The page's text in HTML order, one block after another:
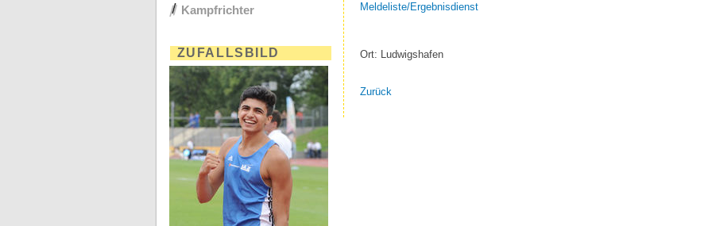
Meldeliste/Ergebnisdienst
Ort: Ludwigshafen
Zurück
Kampfrichter
ZUFALLSBILD